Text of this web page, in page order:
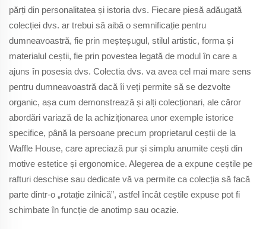
părți din personalitatea și istoria dvs. Fiecare piesă adăugată
colecției dvs. ar trebui să aibă o semnificație pentru
dumneavoastră, fie prin meșteșugul, stilul artistic, forma și
materialul ceștii, fie prin povestea legată de modul în care a
ajuns în posesia dvs. Colectia dvs. va avea cel mai mare sens
pentru dumneavoastră dacă îi veți permite să se dezvolte
organic, așa cum demonstrează și alți colecționari, ale căror
abordări variază de la achiziționarea unor exemple istorice
specifice, până la persoane precum proprietarul ceștii de la
Waffle House, care apreciază pur și simplu anumite cești din
motive estetice și ergonomice. Alegerea de a expune ceștile pe
rafturi deschise sau dedicate vă va permite ca colecția să facă
parte dintr-o „rotație zilnică”, astfel încât ceștile expuse pot fi
schimbate în funcție de anotimp sau ocazie.